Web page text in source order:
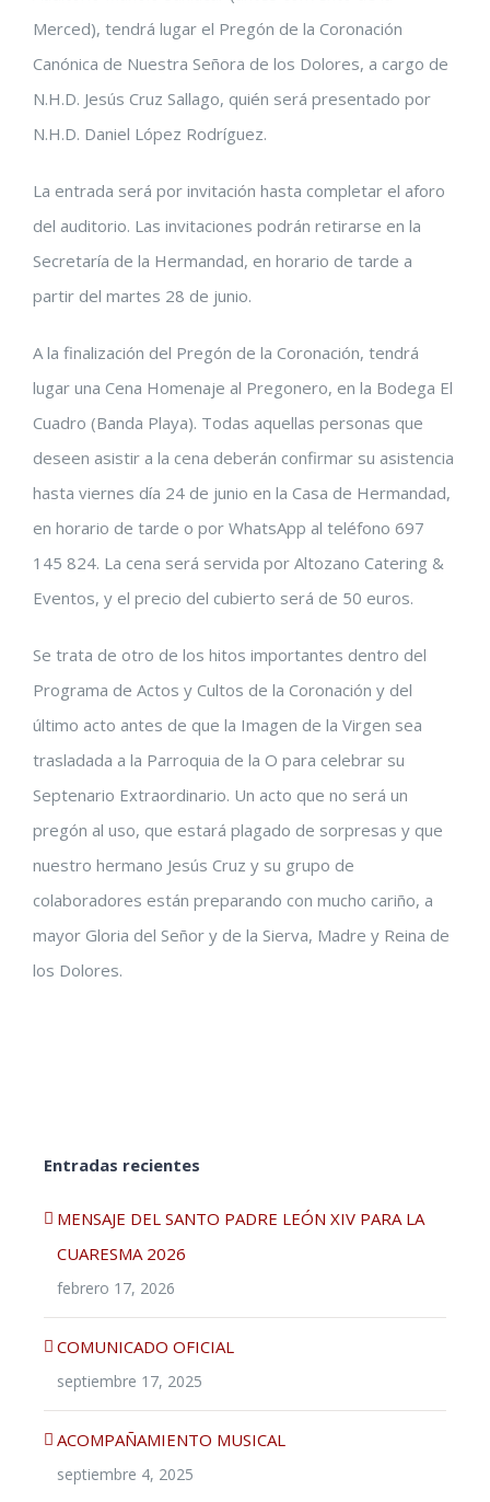
grande
Merced), tendrá lugar el Pregón de la Coronación
Canónica de Nuestra Señora de los Dolores, a cargo de
N.H.D. Jesús Cruz Sallago, quién será presentado por
N.H.D. Daniel López Rodríguez.
La entrada será por invitación hasta completar el aforo
del auditorio. Las invitaciones podrán retirarse en la
Secretaría de la Hermandad, en horario de tarde a
partir del martes 28 de junio.
A la finalización del Pregón de la Coronación, tendrá
lugar una Cena Homenaje al Pregonero, en la Bodega El
Cuadro (Banda Playa). Todas aquellas personas que
deseen asistir a la cena deberán confirmar su asistencia
hasta viernes día 24 de junio en la Casa de Hermandad,
en horario de tarde o por WhatsApp al teléfono 697
145 824. La cena será servida por Altozano Catering &
Eventos, y el precio del cubierto será de 50 euros.
Se trata de otro de los hitos importantes dentro del
Programa de Actos y Cultos de la Coronación y del
último acto antes de que la Imagen de la Virgen sea
trasladada a la Parroquia de la O para celebrar su
Septenario Extraordinario. Un acto que no será un
pregón al uso, que estará plagado de sorpresas y que
nuestro hermano Jesús Cruz y su grupo de
colaboradores están preparando con mucho cariño, a
mayor Gloria del Señor y de la Sierva, Madre y Reina de
los Dolores.
Entradas recientes
MENSAJE DEL SANTO PADRE LEÓN XIV PARA LA
CUARESMA 2026
febrero 17, 2026
COMUNICADO OFICIAL
septiembre 17, 2025
ACOMPAÑAMIENTO MUSICAL
septiembre 4, 2025